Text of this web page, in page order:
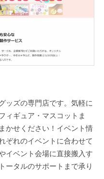
ッズの専門店です。気軽に
ィギュア・マスコットま
かせください！イベント情
ぞれのイベントに合わせて
イベント会場に直接搬入す
ータルのサポートまで承り